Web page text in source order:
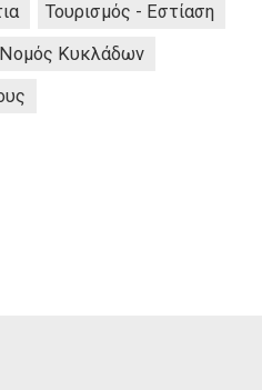
Τουρισμός - Εστίαση
Νομός Κυκλάδων